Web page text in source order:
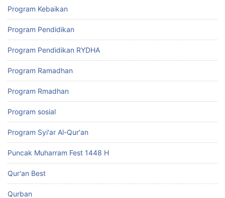
Program Kebaikan
Program Pendidikan
Program Pendidikan RYDHA
Program Ramadhan
Program Rmadhan
Program sosial
Program Syi'ar Al-Qur'an
Puncak Muharram Fest 1448 H
Qur'an Best
Qurban